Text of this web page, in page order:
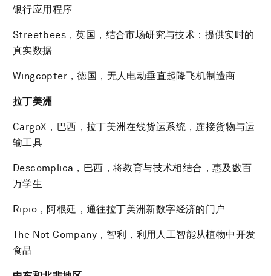
银行应用程序
Streetbees，英国，结合市场研究与技术：提供实时的
真实数据
Wingcopter，德国，无人电动垂直起降飞机制造商
拉丁美洲
CargoX，巴西，拉丁美洲在线货运系统，连接货物与运
输工具
Descomplica，巴西，将教育与技术相结合，惠及数百
万学生
Ripio，阿根廷，通往拉丁美洲新数字经济的门户
The Not Company，智利，利用人工智能从植物中开发
食品